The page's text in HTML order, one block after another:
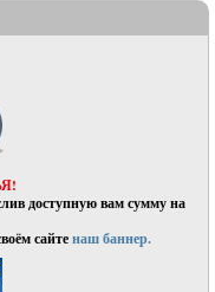
доступную вам сумму на
сайтенаш баннер.